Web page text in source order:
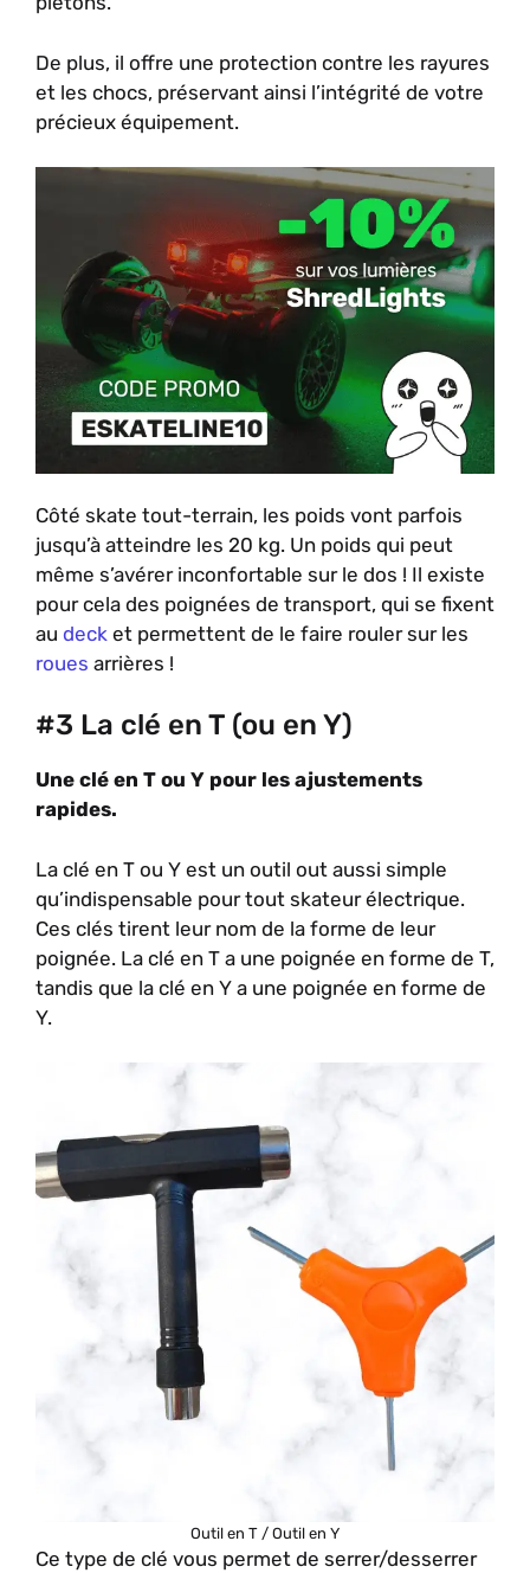
De plus, il offre une protection contre les rayures
et les chocs, préservant ainsi l’intégrité de votre
précieux équipement.
Côté skate tout-terrain, les poids vont parfois
jusqu’à atteindre les 20 kg. Un poids qui peut
même s’avérer inconfortable sur le dos ! Il existe
pour cela des poignées de transport, qui se fixent
au deck et permettent de le faire rouler sur les
roues arrières !
#3 La clé en T (ou en Y)
Une clé en T ou Y pour les ajustements
rapides.
La clé en T ou Y est un outil out aussi simple
qu’indispensable pour tout skateur électrique.
Ces clés tirent leur nom de la forme de leur
poignée. La clé en T a une poignée en forme de T,
tandis que la clé en Y a une poignée en forme de
Y.
Outil en T / Outil en Y
Ce type de clé vous permet de serrer/desserrer